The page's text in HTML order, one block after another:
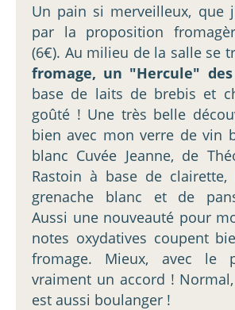
Un pain si merveilleux, que
par la proposition
(6€). Au milieu de la salle se
fromage, un "Hercule" des
base de laits de brebis et
goûté ! Une très belle
bien avec mon verre de vin
blanc Cuvée Jeanne, de
Rastoin à base de clairette,
grenache blanc et de
Aussi une nouveauté pour
notes oxydatives coupent
fromage. Mieux, avec
vraiment un accord !
est aussi boulanger !